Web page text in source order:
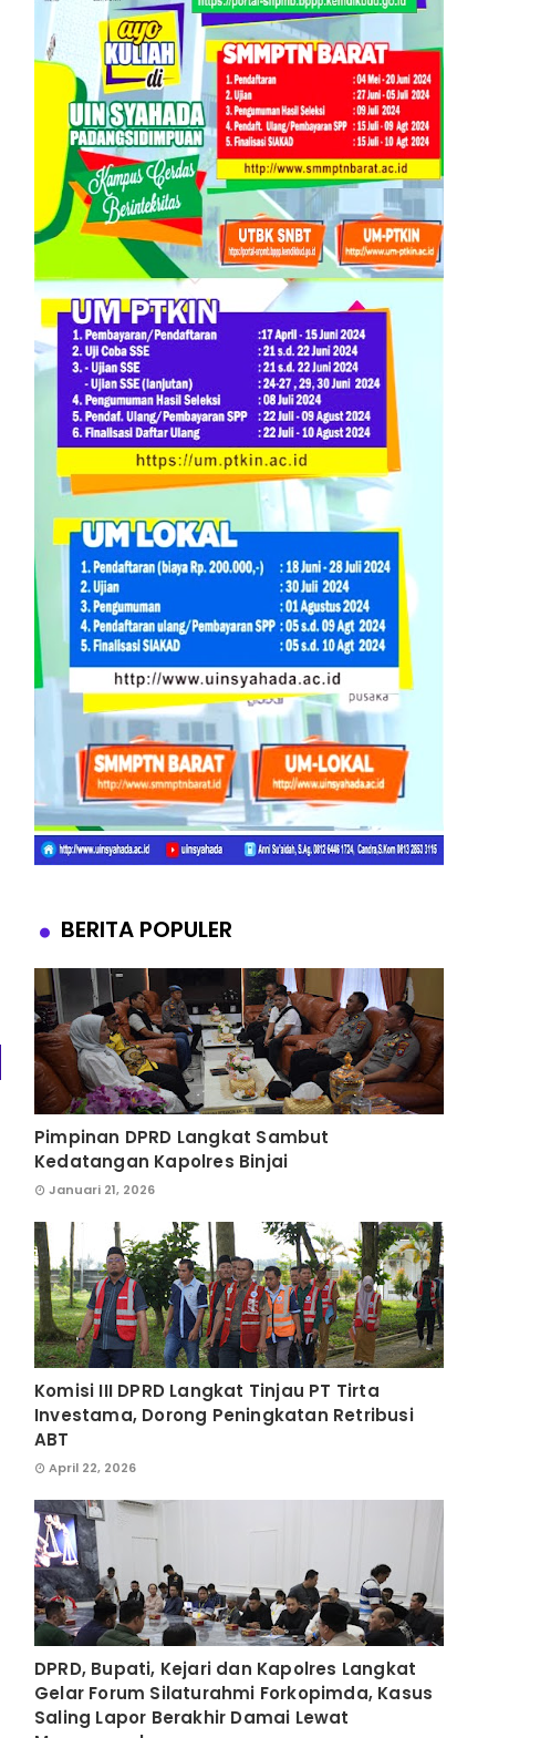
BERITA POPULER
Pimpinan DPRD Langkat Sambut
Kedatangan Kapolres Binjai
Januari 21, 2026
Komisi III DPRD Langkat Tinjau PT Tirta
Investama, Dorong Peningkatan Retribusi
ABT
April 22, 2026
DPRD, Bupati, Kejari dan Kapolres Langkat
Gelar Forum Silaturahmi Forkopimda, Kasus
Saling Lapor Berakhir Damai Lewat